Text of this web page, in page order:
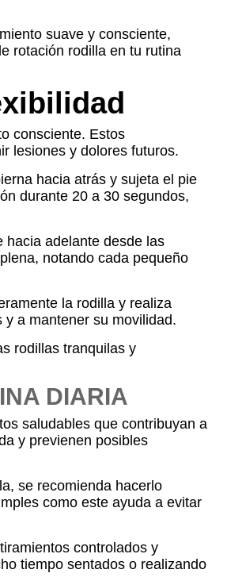
suave y consciente,
rotación rodilla en tu rutina
consciente. Estos
lesiones y dolores futuros.
hacia atrás y sujeta el pie
durante 20 a 30 segundos,
hacia adelante desde las
notando cada pequeño
la rodilla y realiza
a mantener su movilidad.
rodillas tranquilas y
DIARIA
saludables que contribuyan a
y previenen posibles
se recomienda hacerlo
como este ayuda a evitar
controlados y
tiempo sentados o realizando